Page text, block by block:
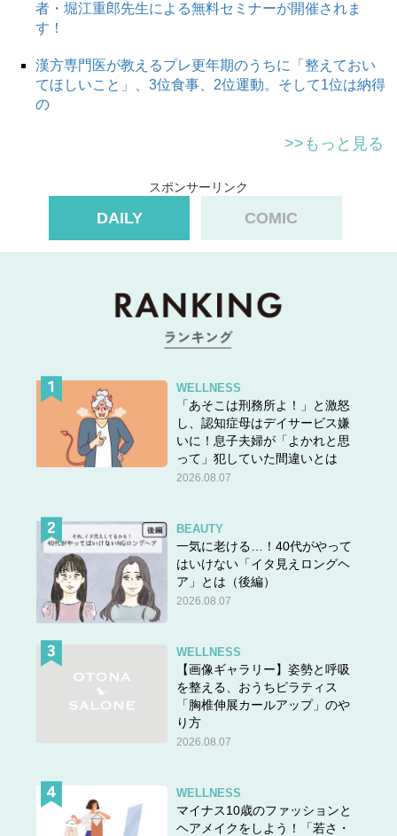
者・堀江重郎先生による無料セミナーが開催されま
す！
漢方専門医が教えるプレ更年期のうちに「整えておい
てほしいこと」、3位食事、2位運動。そして1位は納得
の
>>もっと見る
スポンサーリンク
DAILY COMIC
WELLNESS
「あそこは刑務所よ！」と激怒
し、認知症母はデイサービス嫌
いに！息子夫婦が「よかれと思
って」犯していた間違いとは
2026.08.07
BEAUTY
一気に老ける…！40代がやって
はいけない「イタ見えロングヘ
ア」とは（後編）
2026.08.07
WELLNESS
【画像ギャラリー】姿勢と呼吸
を整える、おうちピラティス
「胸椎伸展カールアップ」のや
り方
2026.08.07
WELLNESS
マイナス10歳のファッションと
ヘアメイクをしよう！「若さ・